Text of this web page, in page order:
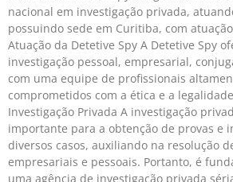
nacional em investigação privada,
possuindo sede em Curitiba, com
Atuação da Detetive Spy A Detetive Spy
investigação pessoal, empresarial,
com uma equipe de profissionais
comprometidos com a ética e a
Investigação Privada A investigação
importante para a obtenção de provas e
diversos casos, auxiliando na resolução
empresariais e pessoais. Portanto, é
uma agência de investigação privada